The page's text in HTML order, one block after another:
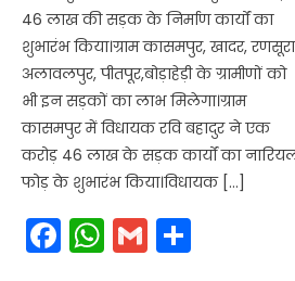
46 लाख की सड़क के निर्माण कार्यों का
शुभारंभ किया।ग्राम कासमपुर, खादर, रणसूरा
अलावलपुर, पीतपूर,बोड़ाहेड़ी के ग्रामीणों को
भी इन सड़कों का लाभ मिलेगा।ग्राम
कासमपुर में विधायक रवि बहादुर ने एक
करोड़ 46 लाख के सड़क कार्यों का
फोड़ के शुभारंभ किया।विधायक […]
Facebook
WhatsApp
Gmail